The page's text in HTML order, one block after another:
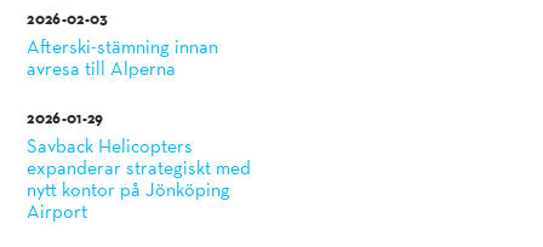
2026-02-03
Afterski-stämning innan
avresa till Alperna
2026-01-29
Savback Helicopters
expanderar strategiskt med
nytt kontor på Jönköping
Airport